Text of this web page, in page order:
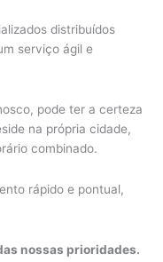
distribuídos
serviço ágil e
pode ter a certeza
na própria cidade,
combinado.
rápido e pontual,
nossas prioridades.